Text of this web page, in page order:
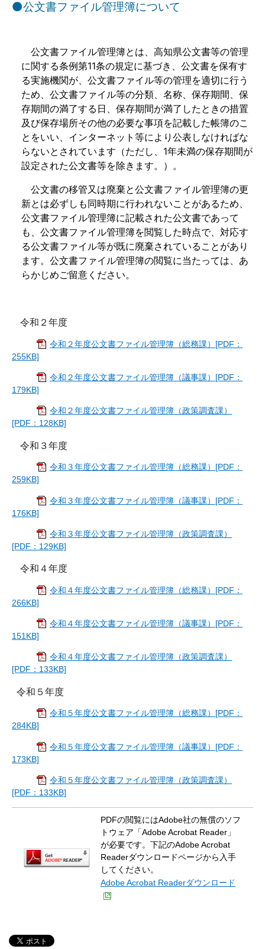
⚫公文書ファイル管理簿について
公文書ファイル管理簿とは、高知県公文書等の管理
に関する条例第11条の規定に基づき、公文書を保有す
る実施機関が、公文書ファイル等の管理を適切に行う
ため、公文書ファイル等の分類、名称、保存期間、保
存期間の満了する日、保存期間が満了したときの措置
及び保存場所その他の必要な事項を記載した帳簿のこ
とをいい、インターネット等により公表しなければな
らないとされています（ただし、1年未満の保存期間が
設定された公文書等を除きます。）。
公文書の移管又は廃棄と公文書ファイル管理簿の更
新とは必ずしも同時期に行われないことがあるため、
公文書ファイル管理簿に記載された公文書であって
も、公文書ファイル管理簿を閲覧した時点で、対応す
る公文書ファイル等が既に廃棄されていることがあり
ます。公文書ファイル管理簿の閲覧に当たっては、あ
らかじめご留意ください。
令和２年度
令和２年度公文書ファイル管理簿（総務課）[PDF：
255KB]
令和２年度公文書ファイル管理簿（議事課）[PDF：
179KB]
令和２年度公文書ファイル管理簿（政策調査課）
[PDF：128KB]
令和３年度
令和３年度公文書ファイル管理簿（総務課）[PDF：
259KB]
令和３年度公文書ファイル管理簿（議事課）[PDF：
176KB]
令和３年度公文書ファイル管理簿（政策調査課）
[PDF：129KB]
令和４年度
令和４年度公文書ファイル管理簿（総務課）[PDF：
266KB]
令和４年度公文書ファイル管理簿（議事課）[PDF：
151KB]
令和４年度公文書ファイル管理簿（政策調査課）
[PDF：133KB]
令和５年度
令和５年度公文書ファイル管理簿（総務課）[PDF：
284KB]
令和５年度公文書ファイル管理簿（議事課）[PDF：
173KB]
令和５年度公文書ファイル管理簿（政策調査課）
[PDF：133KB]
PDFの閲覧にはAdobe社の無償のソフ
トウェア「Adobe Acrobat Reader」
が必要です。下記のAdobe Acrobat
Readerダウンロードページから入手
してください。
Adobe Acrobat Readerダウンロード